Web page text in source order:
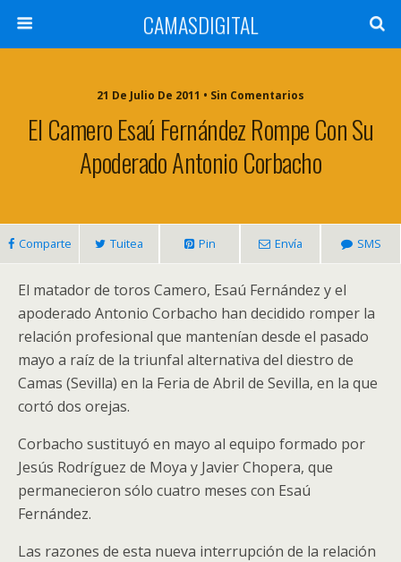
CAMASDIGITAL
21 De Julio De 2011 • Sin Comentarios
El Camero Esaú Fernández Rompe Con Su
Apoderado Antonio Corbacho
Comparte Tuitea Pin Envía SMS
El matador de toros Camero, Esaú Fernández y el
apoderado Antonio Corbacho han decidido romper la
relación profesional que mantenían desde el pasado
mayo a raíz de la triunfal alternativa del diestro de
Camas (Sevilla) en la Feria de Abril de Sevilla, en la que
cortó dos orejas.
Corbacho sustituyó en mayo al equipo formado por
Jesús Rodríguez de Moya y Javier Chopera, que
permanecieron sólo cuatro meses con Esaú
Fernández.
Las razones de esta nueva interrupción de la relación